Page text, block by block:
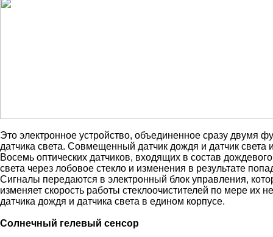
Это электронное устройство, объединенное сразу двумя
датчика света. Совмещенный датчик дождя и датчик света
Восемь оптических датчиков, входящих в состав
света через лобовое стекло и изменения в результате
Сигналы передаются в электронный блок управления,
изменяет скорость работы стеклоочистителей по мере их
датчика дождя и датчика света в едином корпусе.
Солнечный гелевый сенсор